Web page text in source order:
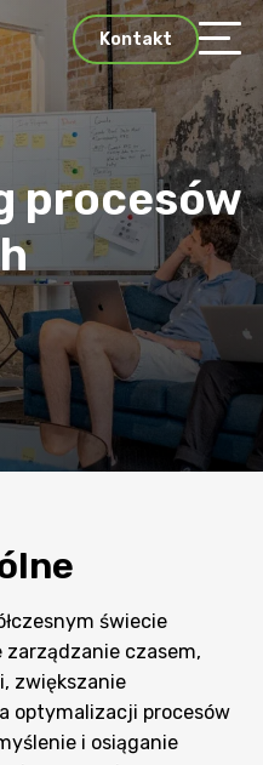
Kontakt
procesów
świecie
czasem,
zwiększanie
optymalizacji procesów
i osiąganie